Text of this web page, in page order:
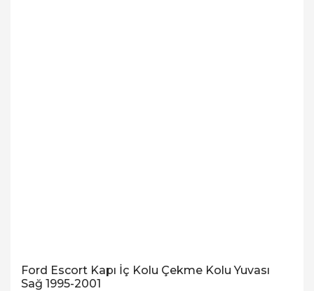
Ford Escort Kapı İç Kolu Çekme Kolu Yuvası
Sağ 1995-2001